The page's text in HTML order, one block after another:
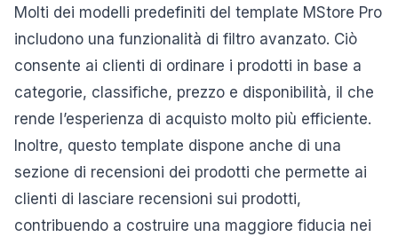
Molti dei modelli predefiniti del template MStore Pro
includono una funzionalità di filtro avanzato. Ciò
consente ai clienti di ordinare i prodotti in base a
categorie, classifiche, prezzo e disponibilità, il che
rende l’esperienza di acquisto molto più efficiente.
Inoltre, questo template dispone anche di una
sezione di recensioni dei prodotti che permette ai
clienti di lasciare recensioni sui prodotti,
contribuendo a costruire una maggiore fiducia nei